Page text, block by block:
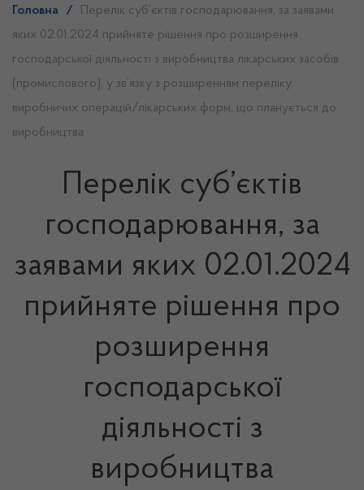
Головна /
Перелік суб’єктів господарювання, за заявами
яких 02.01.2024 прийняте рішення про розширення
господарської діяльності з виробництва лікарських засобів
(промислового), у зв’язку з розширенням переліку
виробничих операцій/лікарських форм, що планується до
виробництва
Перелік суб’єктів
господарювання, за
заявами яких 02.01.2024
прийняте рішення про
розширення
господарської
діяльності з
виробництва